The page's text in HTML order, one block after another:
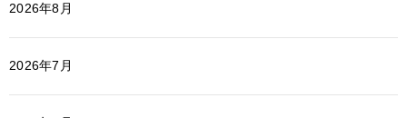
2026年8月
2026年7月